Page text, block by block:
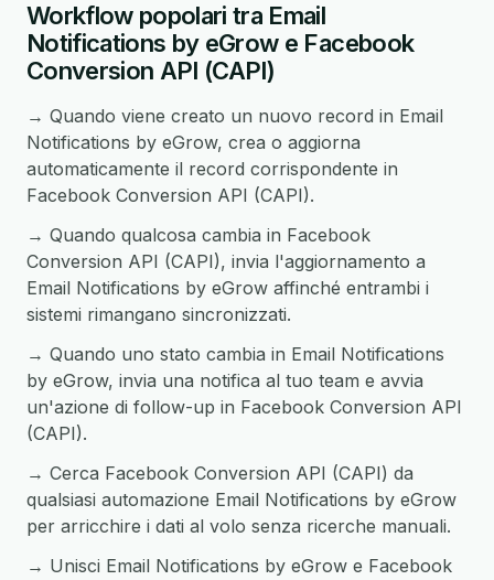
Workflow popolari tra Email
Notifications by eGrow e Facebook
Conversion API (CAPI)
→ Quando viene creato un nuovo record in Email
Notifications by eGrow, crea o aggiorna
automaticamente il record corrispondente in
Facebook Conversion API (CAPI).
→ Quando qualcosa cambia in Facebook
Conversion API (CAPI), invia l'aggiornamento a
Email Notifications by eGrow affinché entrambi i
sistemi rimangano sincronizzati.
→ Quando uno stato cambia in Email Notifications
by eGrow, invia una notifica al tuo team e avvia
un'azione di follow-up in Facebook Conversion API
(CAPI).
→ Cerca Facebook Conversion API (CAPI) da
qualsiasi automazione Email Notifications by eGrow
per arricchire i dati al volo senza ricerche manuali.
→ Unisci Email Notifications by eGrow e Facebook